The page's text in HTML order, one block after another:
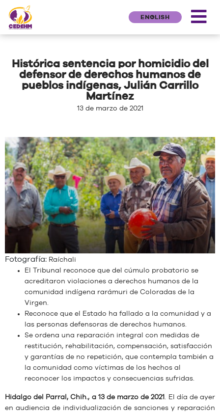
ENGLISH
Histórica sentencia por homicidio del
defensor de derechos humanos de
pueblos indígenas, Julián Carrillo
Martínez
13 de marzo de 2021
Fotografía: Raíchali
El Tribunal reconoce que del cúmulo probatorio se
acreditaron violaciones a derechos humanos de la
comunidad indígena rarámuri de Coloradas de la
Virgen.
Reconoce que el Estado ha fallado a la comunidad y a
las personas defensoras de derechos humanos.
Se ordena una reparación integral con medidas de
restitución, rehabilitación, compensación, satisfacción
y garantías de no repetición, que contempla también a
la comunidad como víctimas de los hechos al
reconocer los impactos y consecuencias sufridas.
Hidalgo del Parral, Chih., a 13 de marzo de 2021. El día de ayer
en audiencia de individualización de sanciones y reparación